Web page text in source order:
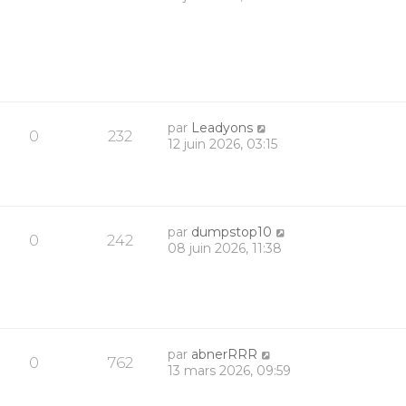
0 232 par Leadyons
12 juin 2026, 03:15
0 242 par dumpstop10
08 juin 2026, 11:38
0 762 par abnerRRR
13 mars 2026, 09:59